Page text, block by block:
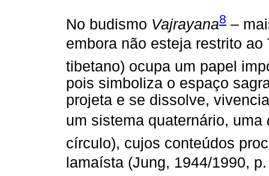
No budismo Vajrayana8 –
embora não esteja restrito ao
tibetano) ocupa um papel
pois simboliza o espaço
projeta e se dissolve,
um sistema quaternário, uma
círculo), cujos conteúdos
lamaísta (Jung, 1944/1990,